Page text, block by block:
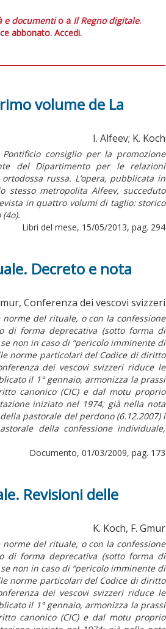
e documentio a Il Regno digitale.
abbonato. Accedi.
volume de La
I. Alfeev; K. Koch
consiglio per la promozione
del Dipartimento per le relazioni
russa. L’opera, pubblicata in
metropolita Alfeev, succeduto
in quattro volumi di taglio: storico
Libri del mese, 15/05/2013, pag. 294
Decreto e nota
Conferenza dei vescovi svizzeri
del rituale, o con la confessione
di forma deprecativa (sotto forma di
non in caso di “pericolo imminente di
norme particolari del Codice di diritto
dei vescovi svizzeri riduce le
il 1° gennaio, armonizza la prassi
canonico (CIC) e dal motu proprio
iniziato nel 1974; già nella nota
pastorale del perdono (6.12.2007) i
della confessione individuale,
Documento, 01/03/2009, pag. 173
Revisioni delle
K. Koch, F. Gmur
del rituale, o con la confessione
di forma deprecativa (sotto forma di
non in caso di “pericolo imminente di
norme particolari del Codice di diritto
dei vescovi svizzeri riduce le
il 1° gennaio, armonizza la prassi
canonico (CIC) e dal motu proprio